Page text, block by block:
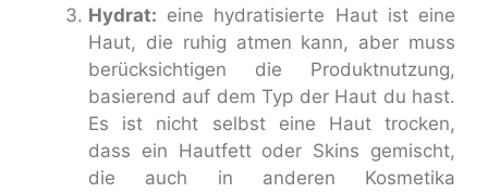
Hydrat: eine hydratisierte Haut ist eine
Haut, die ruhig atmen kann, aber muss
berücksichtigen die Produktnutzung,
basierend auf dem Typ der Haut du hast.
Es ist nicht selbst eine Haut trocken,
dass ein Hautfett oder Skins gemischt,
die auch in anderen Kosmetika